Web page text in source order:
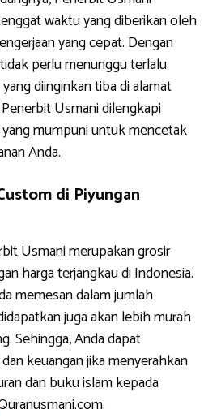
waktu yang diberikan oleh
yang cepat. Dengan
perlu menunggu terlalu
diinginkan tiba di alamat
Usmani dilengkapi
mumpuni untuk mencetak
Anda.
di Piyungan
Usmani merupakan grosir
harga terjangkau di Indonesia.
memesan dalam jumlah
juga akan lebih murah
Sehingga, Anda dapat
keuangan jika menyerahkan
dan buku islam kepada